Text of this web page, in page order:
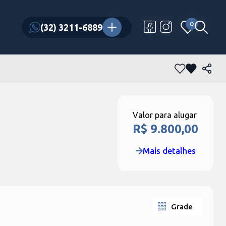
(32) 3211-6889 0
(32) 3211-6889 0
Valor para alugar
R$ 9.800,00
Mais detalhes
Grade